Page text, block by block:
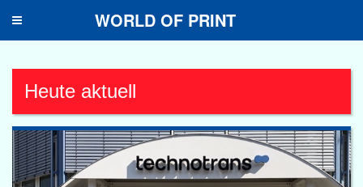
Toggle
WORLD OF PRINT
Heute aktuell